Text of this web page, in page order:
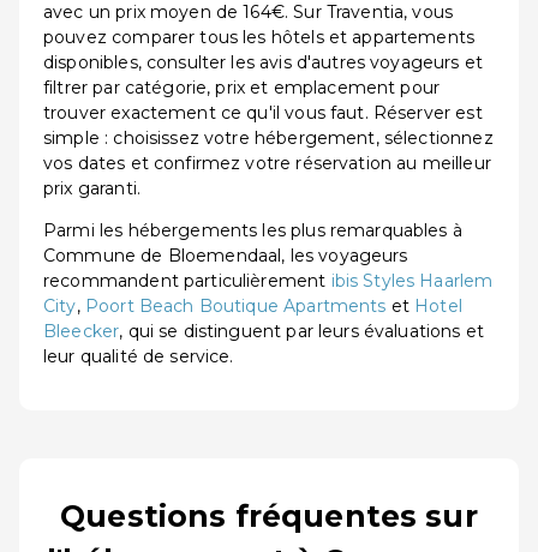
avec un prix moyen de 164€. Sur Traventia, vous
pouvez comparer tous les hôtels et appartements
disponibles, consulter les avis d'autres voyageurs et
filtrer par catégorie, prix et emplacement pour
trouver exactement ce qu'il vous faut. Réserver est
simple : choisissez votre hébergement, sélectionnez
vos dates et confirmez votre réservation au meilleur
prix garanti.
Parmi les hébergements les plus remarquables à
Commune de Bloemendaal, les voyageurs
recommandent particulièrement ibis Styles Haarlem
City, Poort Beach Boutique Apartments et Hotel
Bleecker, qui se distinguent par leurs évaluations et
leur qualité de service.
Questions fréquentes sur